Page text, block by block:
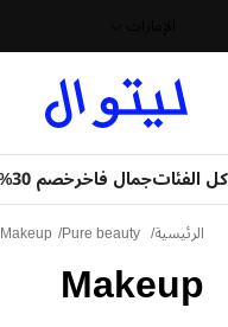
كل الفئاتجمال فاخرخصم 30%
الرئيسية Pure beauty
Makeup
Makeup